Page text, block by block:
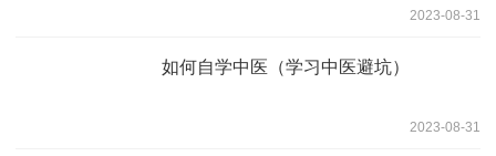
2023-08-31
如何自学中医（学习中医避坑）
2023-08-31